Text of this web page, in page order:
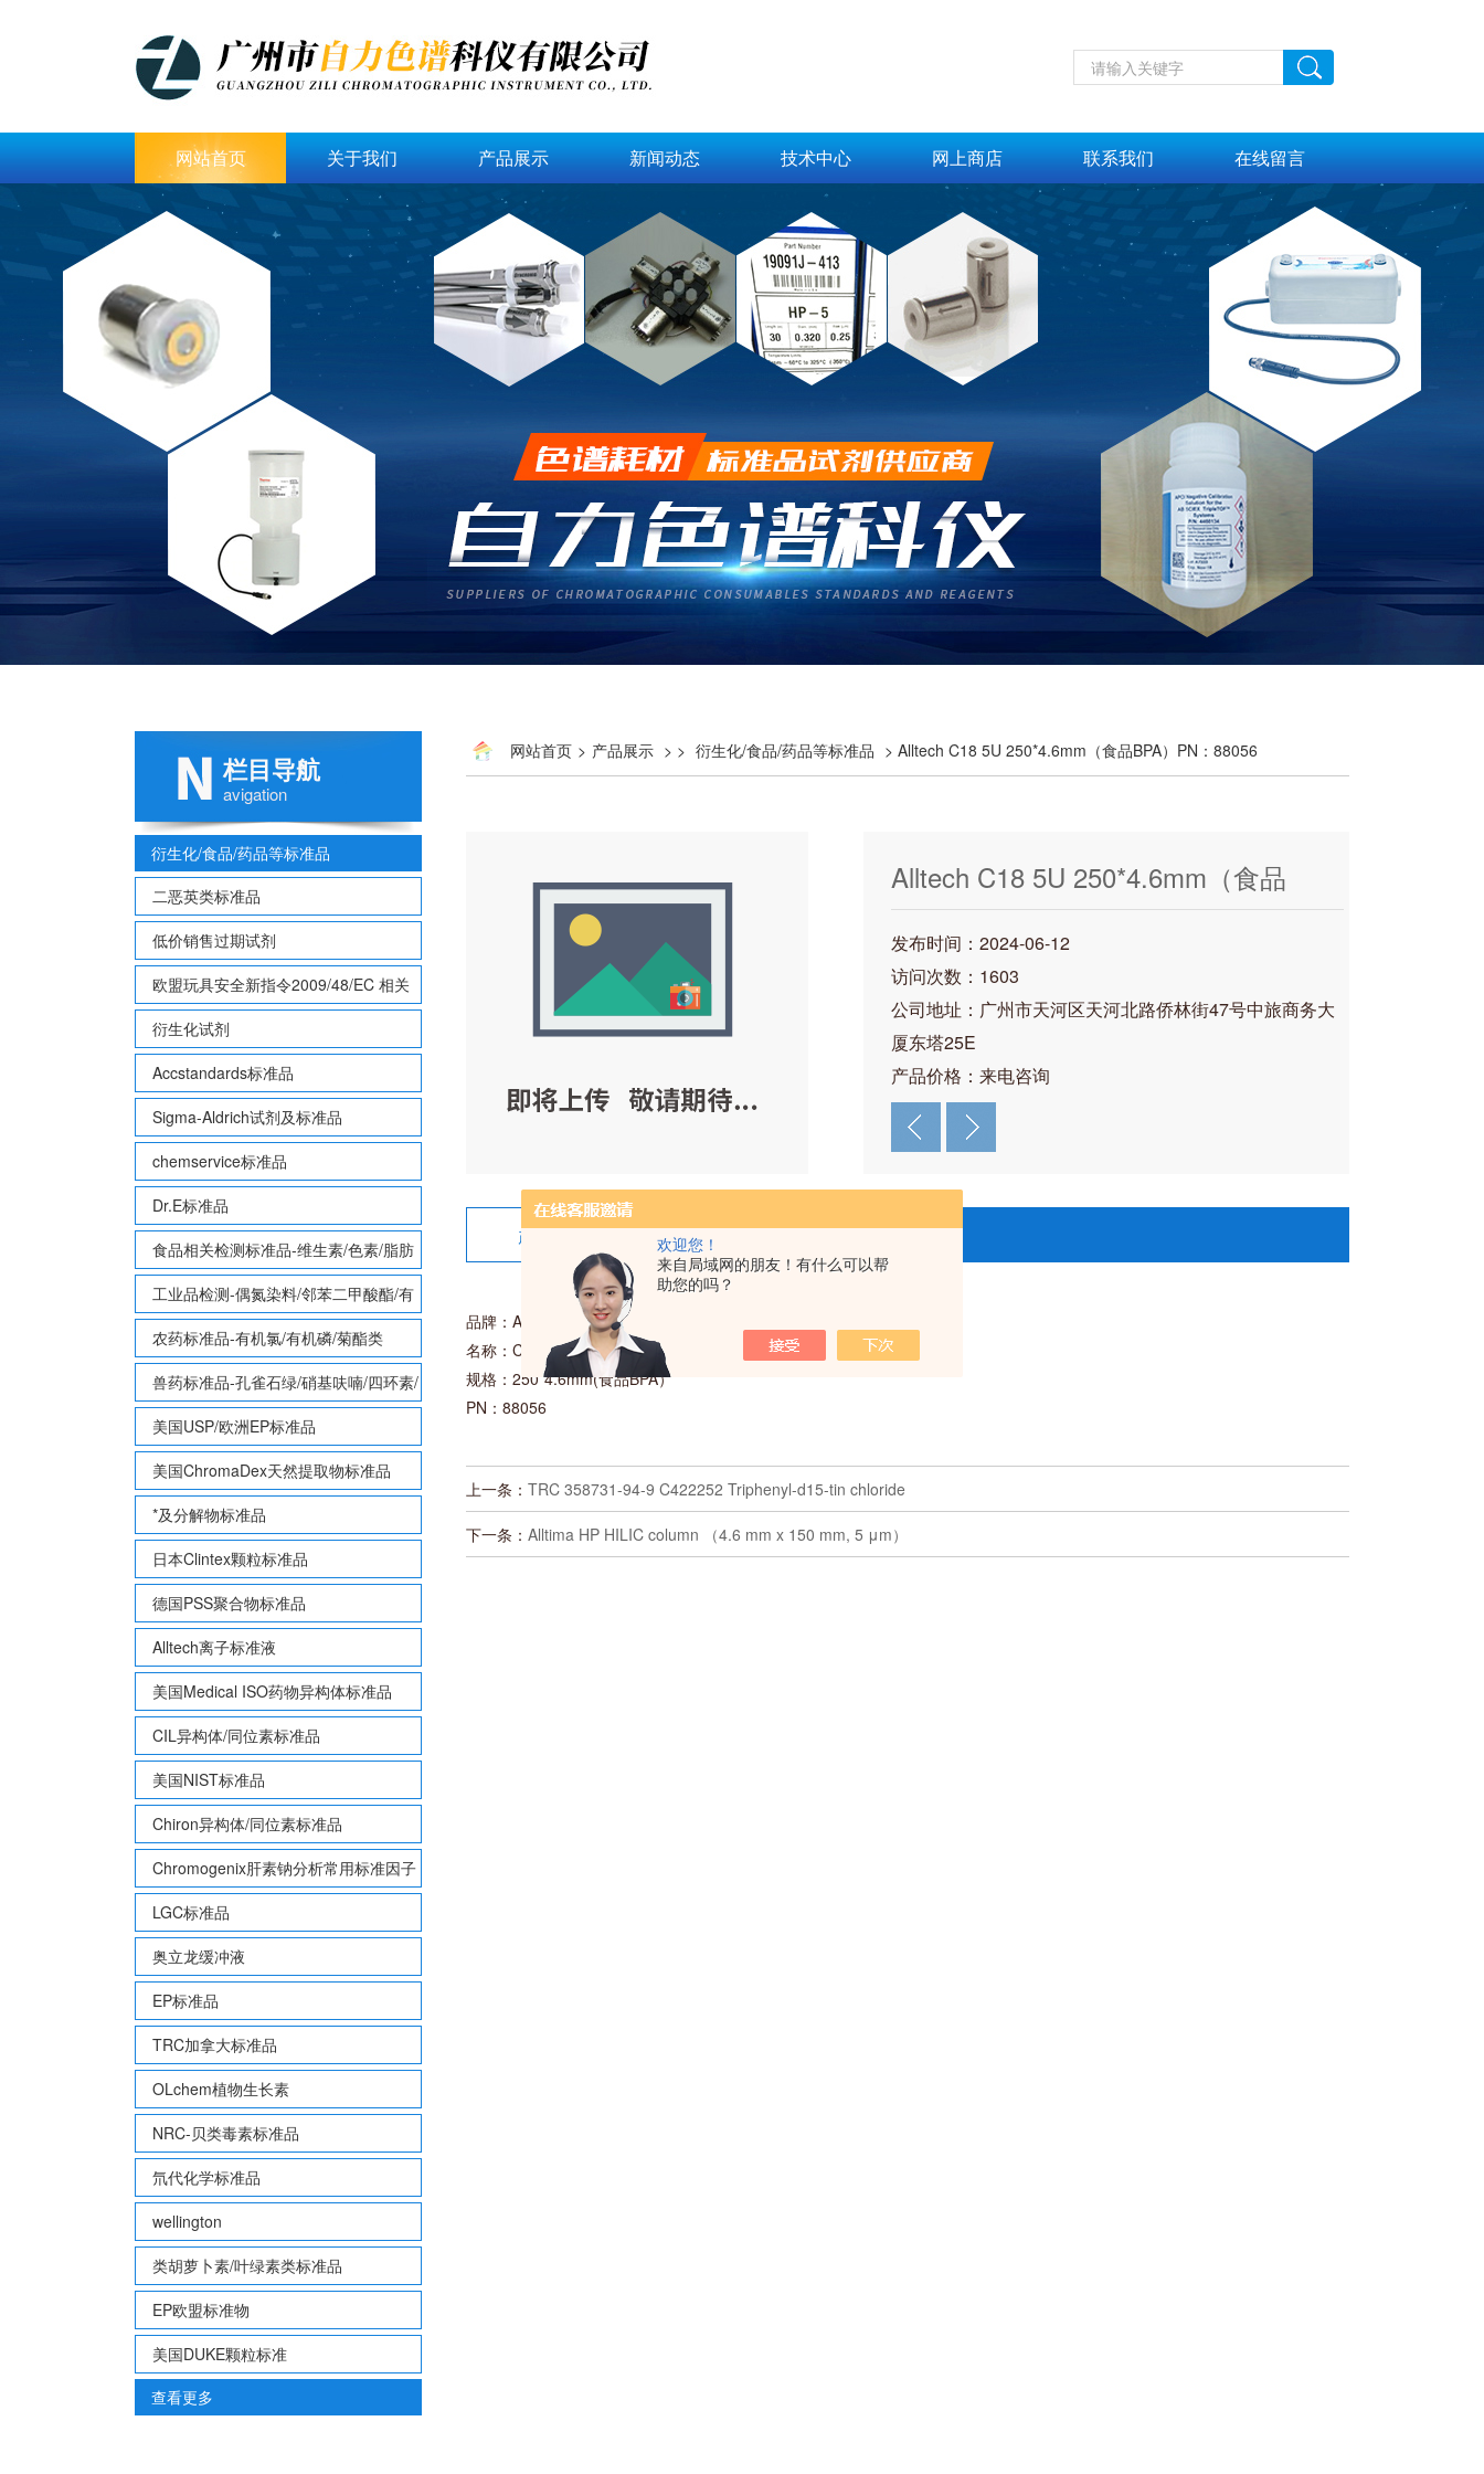
欢迎您！
来自局域网的朋友！有什么可以帮
助您的吗？
网站首页 关于我们 产品展示 新闻动态 技术中心 网上商店 联系我们 在线留言
栏目导航
avigation
衍生化/食品/药品等标准品
二恶英类标准品
低价销售过期试剂
欧盟玩具安全新指令2009/48/EC 相关
致敏性香味剂标准品
衍生化试剂
Accstandards标准品
Sigma-Aldrich试剂及标准品
chemservice标准品
Dr.E标准品
食品相关检测标准品-维生素/色素/脂肪
酸甲酯等
工业品检测-偶氮染料/邻苯二甲酸酯/有
机锡/多溴联苯/多溴联苯醚/多氯联苯
农药标准品-有机氯/有机磷/菊酯类
兽药标准品-孔雀石绿/硝基呋喃/四环素/
磺胺等
美国USP/欧洲EP标准品
美国ChromaDex天然提取物标准品
*及分解物标准品
日本Clintex颗粒标准品
德国PSS聚合物标准品
Alltech离子标准液
美国Medical ISO药物异构体标准品
CIL异构体/同位素标准品
美国NIST标准品
Chiron异构体/同位素标准品
Chromogenix肝素钠分析常用标准因子
LGC标准品
奥立龙缓冲液
EP标准品
TRC加拿大标准品
OLchem植物生长素
NRC-贝类毒素标准品
氘代化学标准品
wellington
类胡萝卜素/叶绿素类标准品
EP欧盟标准物
美国DUKE颗粒标准
查看更多
网站首页 > 产品展示 > > 衍生化/食品/药品等标准品 > Alltech C18 5U 250*4.6mm（食品BPA）PN：88056
Alltech C18 5U 250*4.6mm（食品
BPA）PN：88056
发布时间：2024-06-12
访问次数：1603
公司地址：广州市天河区天河北路侨林街47号中旅商务大
厦东塔25E
产品价格：来电咨询
产品详情 在线留言
品牌：Alltech
名称：C18 5U
规格：250*4.6mm(食品BPA）
PN：88056
上一条： TRC 358731-94-9 C422252 Triphenyl-d15-tin chloride
下一条： Alltima HP HILIC column （4.6 mm x 150 mm, 5 μm）